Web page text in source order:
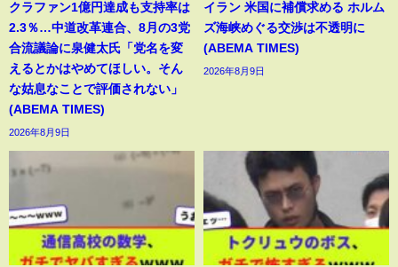
クラファン1億円達成も支持率は
2.3％…中道改革連合、8月の3党
合流議論に泉健太氏「党名を変
えるとかはやめてほしい。そん
な姑息なことで評価されない」
(ABEMA TIMES)
2026年8月9日
イラン 米国に補償求める ホルム
ズ海峡めぐる交渉は不透明に
(ABEMA TIMES)
2026年8月9日